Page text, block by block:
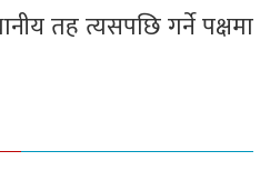
तह त्यसपछि गर्ने पक्षमा